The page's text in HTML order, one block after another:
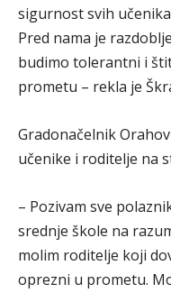
sigurnost svih
Pred nama je
budimo tolerantni i
prometu – rekla je
Gradonačelnik
učenike i roditelje na
– Pozivam sve
srednje škole na
molim roditelje koji
oprezni u prometu.